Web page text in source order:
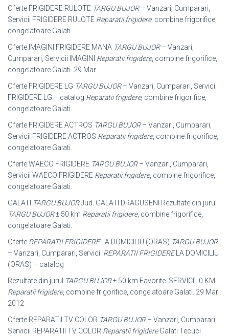
Oferte FRIGIDERE RULOTE TARGU BUJOR– Vanzari, Cumparari,
Servicii FRIGIDERE RULOTE Reparatii frigidere, combine frigorifice,
congelatoare Galati.
Oferte IMAGINI FRIGIDERE MANA TARGU BUJOR– Vanzari,
Cumparari, Servicii IMAGINI Reparatii frigidere, combine frigorifice,
congelatoare Galati. 29 Mar
Oferte FRIGIDERE LG TARGU BUJOR– Vanzari, Cumparari, Servicii
FRIGIDERE LG – catalog Reparatii frigidere, combine frigorifice,
congelatoare Galati.
Oferte FRIGIDERE ACTROS TARGU BUJOR– Vanzari, Cumparari,
Servicii FRIGIDERE ACTROS Reparatii frigidere, combine frigorifice,
congelatoare Galati.
Oferte WAECO FRIGIDERE TARGU BUJOR– Vanzari, Cumparari,
Servicii WAECO FRIGIDERE Reparatii frigidere, combine frigorifice,
congelatoare Galati.
GALATI TARGU BUJORJud. GALATI DRAGUSENI Rezultate din jurul
TARGU BUJOR± 50 km Reparatii frigidere, combine frigorifice,
congelatoare Galati.
Oferte REPARATII FRIGIDERELA DOMICILIU (ORAS) TARGU BUJOR
– Vanzari, Cumparari, Servicii REPARATII FRIGIDERELA DOMICILIU
(ORAS) – catalog
Rezultate din jurul TARGU BUJOR± 50 km Favorite. SERVICII. 0 KM.
Reparatii frigidere, combine frigorifice, congelatoare Galati. 29 Mar
2012
Oferte REPARATII TV COLOR TARGU BUJOR– Vanzari, Cumparari,
Servicii REPARATII TV COLOR Reparatii frigidereGalati Tecuci